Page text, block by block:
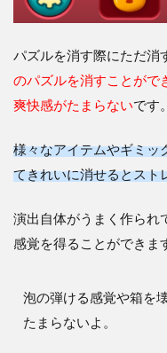
パズルを消す際にただ消
のパズルを消すことがで
爽快感がたまらないです。
様々なアイテムやギミッ
てきれいに消せるとスト
演出自体がうまく作られ
感覚を得ることができま
泡の弾ける感覚や箱を
たまらないよ。